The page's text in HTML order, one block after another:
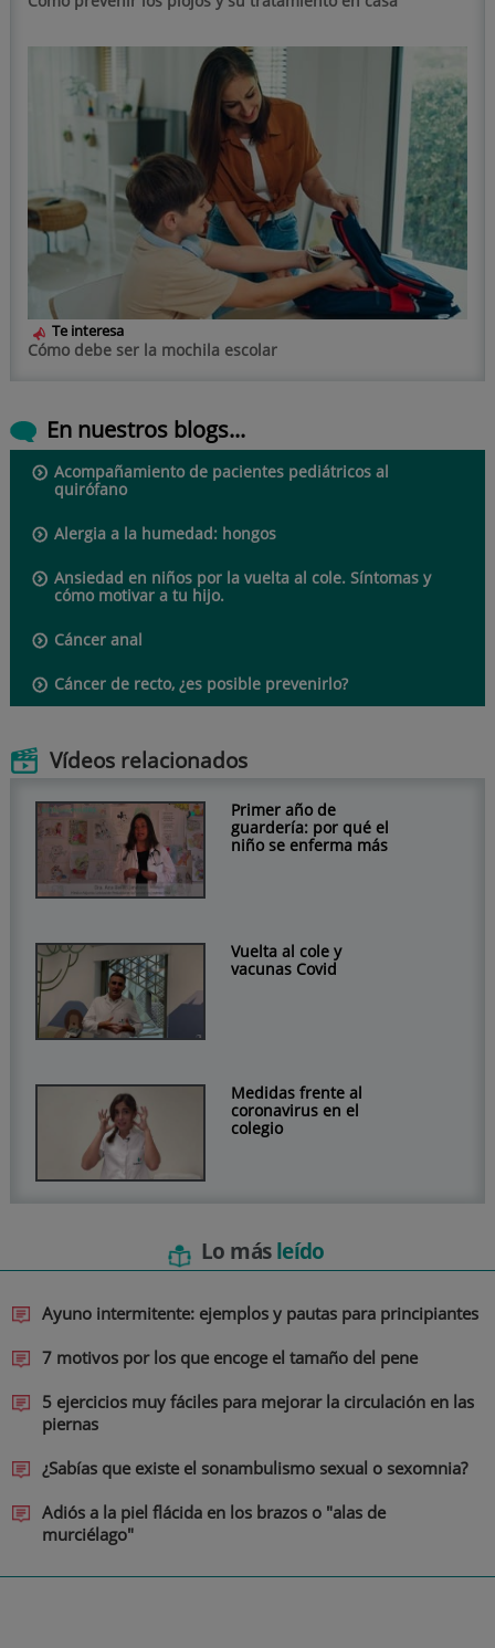
Te interesa
Cómo debe ser la mochila escolar
En nuestros blogs...
Acompañamiento de pacientes pediátricos al
quirófano
Alergia a la humedad: hongos
Ansiedad en niños por la vuelta al cole. Síntomas y
cómo motivar a tu hijo.
Cáncer anal
Cáncer de recto, ¿es posible prevenirlo?
Vídeos relacionados
Primer año de
guardería: por qué el
niño se enferma más
Vuelta al cole y
vacunas Covid
Medidas frente al
coronavirus en el
colegio
Lo másleído
Ayuno intermitente: ejemplos y pautas para principiantes
7 motivos por los que encoge el tamaño del pene
5 ejercicios muy fáciles para mejorar la circulación en las
piernas
¿Sabías que existe el sonambulismo sexual o sexomnia?
Adiós a la piel flácida en los brazos o "alas de
murciélago"